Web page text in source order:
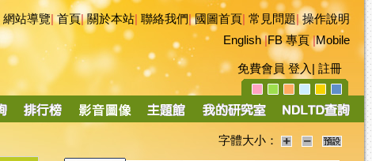
網站導覽|首頁|關於本站 聯絡我們|國圖首頁 常見問題|操作說明
English|FB 專頁|Mobile
免費會員 登入 註冊
字體大小：